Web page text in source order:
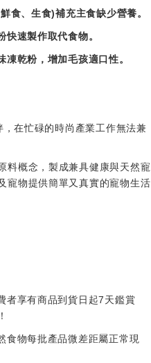
食、生食)補充主食缺少營養。
速製作取代食物。
乾粉，增加毛孩適口性。
，在忙碌的時尚產業工作無法兼
料概念，製成兼具健康與天然寵
寵物提供簡單又真實的寵物生活
者享有商品到貨日起7 天鑑賞
食物每批產品微差距屬正常現